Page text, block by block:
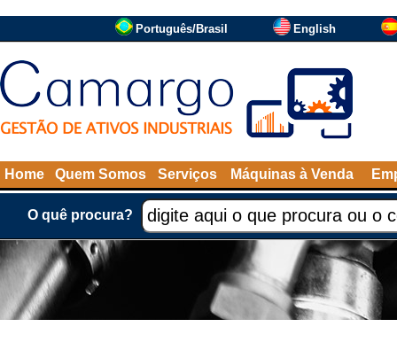
Português/Brasil English
Home Quem Somos Serviços Máquinas à Venda
O quê procura?